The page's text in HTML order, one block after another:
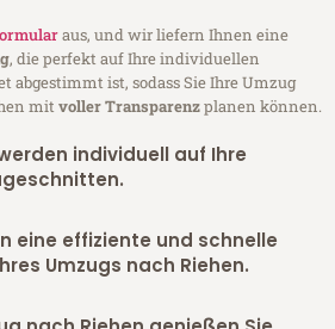
aus, und wir liefern Ihnen eine
, die perfekt auf Ihre individuellen
abgestimmt ist, sodass Sie Ihre Umzug
mitvoller Transparenzplanen können.
individuell auf Ihre
eine effiziente und schnelle
Umzugs nach Riehen.